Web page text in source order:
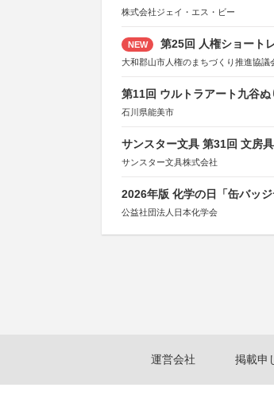
株式会社ジェイ・エス・ビー
NEW 第25回 人権ショート
大和郡山市人権のまちづくり推進協議
第11回 ウルトラアート九谷ぬ
石川県能美市
サンスター文具 第31回 文房
サンスター文具株式会社
2026年版 化学の日「缶バッ
公益社団法人日本化学会
運営会社 掲載申